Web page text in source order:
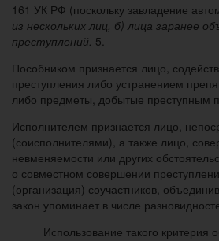
161 УК РФ (поскольку завладение
из нескольких лиц, б) лица заранее
преступлений. 5.
Пособником признается лицо,
преступления либо устранением
либо предметы, добытые преступным
Исполнителем признается лицо,
(соисполнителями), а также лицо,
невменяемости или других
о совместном совершении
(организация) соучастников,
закон упоминает в числе
Использование такого